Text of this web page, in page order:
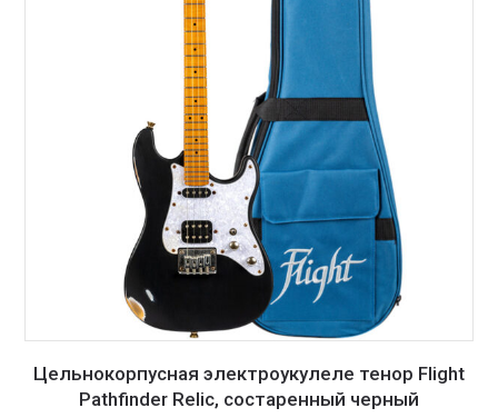
Цельнокорпусная электроукулеле тенор Flight
Pathfinder Relic, состаренный черный